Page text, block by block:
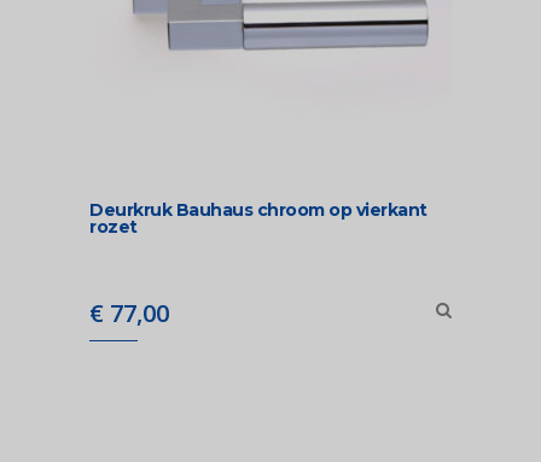
Deurkruk Bauhaus chroom op vierkant
rozet
€ 77,00